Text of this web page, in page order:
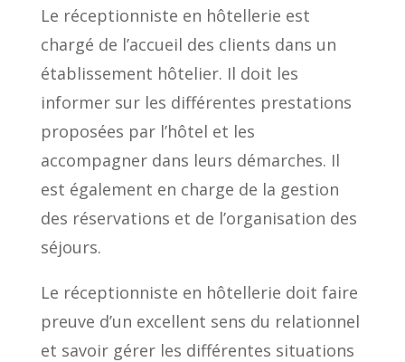
Le réceptionniste en hôtellerie est
chargé de l’accueil des clients dans un
établissement hôtelier. Il doit les
informer sur les différentes prestations
proposées par l’hôtel et les
accompagner dans leurs démarches. Il
est également en charge de la gestion
des réservations et de l’organisation des
séjours.
Le réceptionniste en hôtellerie doit faire
preuve d’un excellent sens du relationnel
et savoir gérer les différentes situations